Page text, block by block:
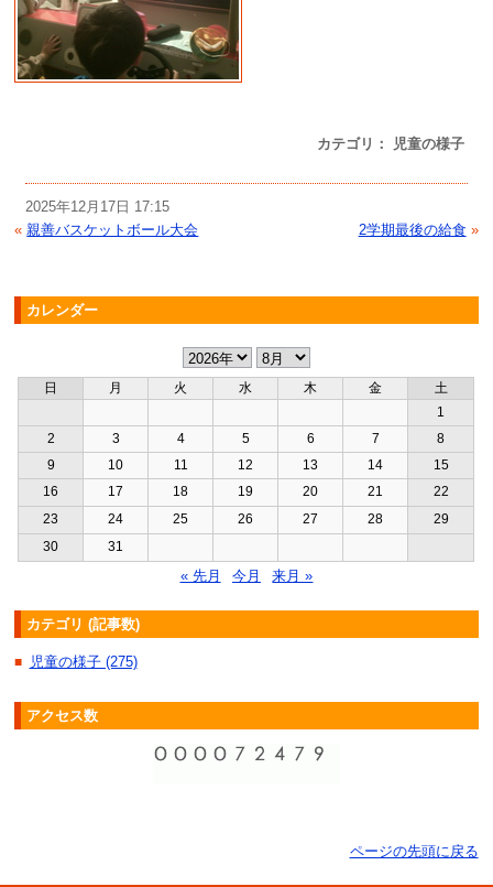
カテゴリ： 児童の様子
2025年12月17日 17:15
« 親善バスケットボール大会 2学期最後の給食 »
カレンダー
日 月 火 水 木 金
土
1
2
3 4 5 6 7
8
9
10 11 12 13 14
15
16
17 18 19 20 21
22
23
24 25 26 27 28
29
30
31
« 先月 今月 来月 »
カテゴリ (記事数)
■ 児童の様子 (275)
アクセス数
ページの先頭に戻る